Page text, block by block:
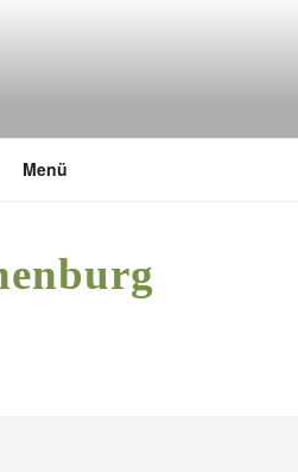
Menü